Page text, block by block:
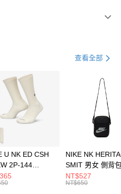
21家銀行
第一商業銀行
彰化商業銀行
查看全部
U NK ED CSH
2P-144
男女 短統襪
NIKE NK
SMIT 男女 側背
BA5871010
NT$527
NT$650